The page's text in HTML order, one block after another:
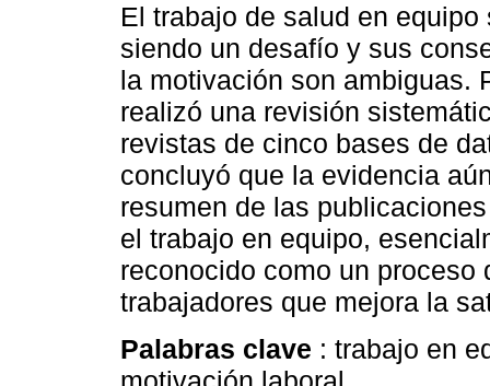
El trabajo de salud en
siendo un desafío y sus
la motivación son ambiguas.
realizó una revisión
revistas de cinco bases de
concluyó que la evidencia
resumen de las
el trabajo en equipo,
reconocido como un proceso
trabajadores que mejora la
Palabras clave : trabajo en